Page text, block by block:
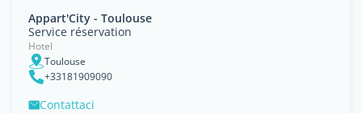
Appart'City - Toulouse
Service réservation
Hotel
Toulouse
+33181909090
Contattaci